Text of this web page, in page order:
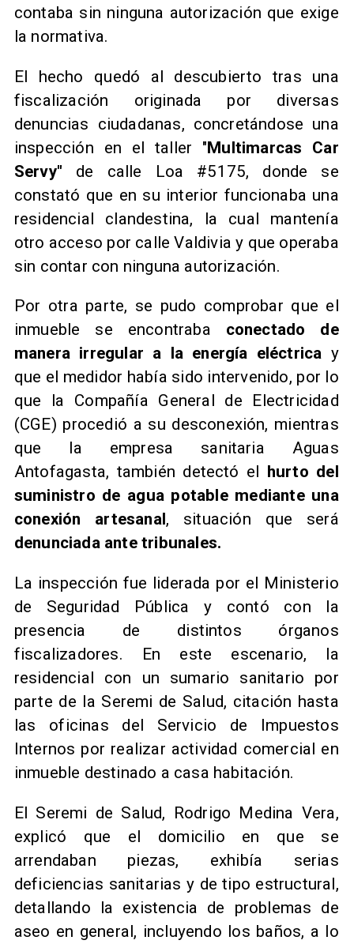
contaba sin ninguna autorización que exige
la normativa.
El hecho quedó al descubierto tras una
fiscalización originada por diversas
denuncias ciudadanas, concretándose una
inspección en el taller "Multimarcas Car
Servy" de calle Loa #5175, donde se
constató que en su interior funcionaba una
residencial clandestina, la cual mantenía
otro acceso por calle Valdivia y que operaba
sin contar con ninguna autorización.
Por otra parte, se pudo comprobar que el
inmueble se encontraba conectado de
manera irregular a la energía eléctrica y
que el medidor había sido intervenido, por lo
que la Compañía General de Electricidad
(CGE) procedió a su desconexión, mientras
que la empresa sanitaria Aguas
Antofagasta, también detectó el
hurto del
suministro de agua potable mediante una
conexión artesanal , situación que será
denunciada ante tribunales.
La inspección fue liderada por el Ministerio
de Seguridad Pública y contó con la
presencia de distintos órganos
fiscalizadores. En este escenario, la
residencial con un sumario sanitario por
parte de la Seremi de Salud, citación hasta
las oficinas del Servicio de Impuestos
Internos por realizar actividad comercial en
inmueble destinado a casa habitación.
​El Seremi de Salud, Rodrigo Medina Vera,
explicó que el domicilio en que se
arrendaban piezas, exhibía serias
deficiencias sanitarias y de tipo estructural,
detallando la existencia de problemas de
aseo en general, incluyendo los baños, a lo